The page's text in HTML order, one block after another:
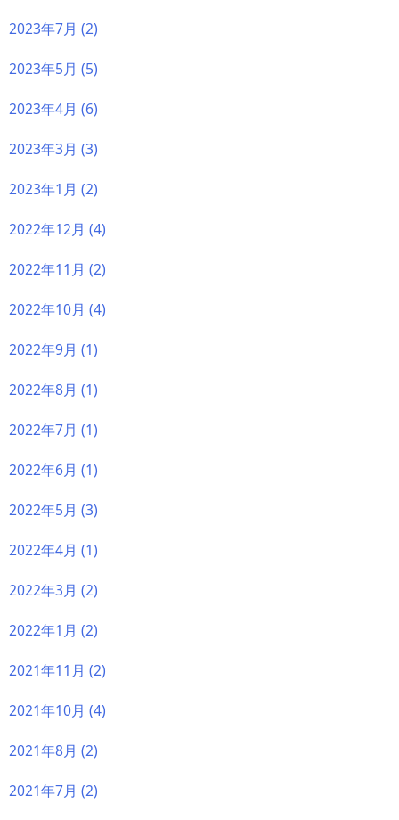
2023年7月 (2)
2023年5月 (5)
2023年4月 (6)
2023年3月 (3)
2023年1月 (2)
2022年12月 (4)
2022年11月 (2)
2022年10月 (4)
2022年9月 (1)
2022年8月 (1)
2022年7月 (1)
2022年6月 (1)
2022年5月 (3)
2022年4月 (1)
2022年3月 (2)
2022年1月 (2)
2021年11月 (2)
2021年10月 (4)
2021年8月 (2)
2021年7月 (2)